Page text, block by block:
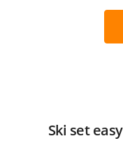
Ski set